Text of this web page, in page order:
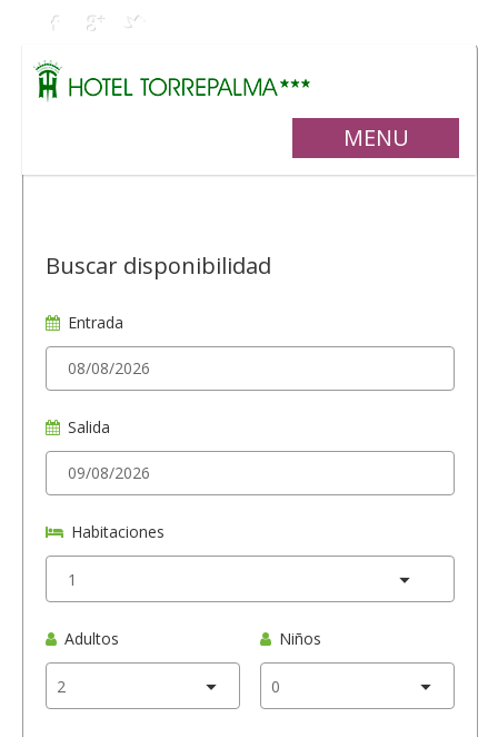
MENU
Buscar disponibilidad
Entrada
Salida
Habitaciones
Adultos Niños